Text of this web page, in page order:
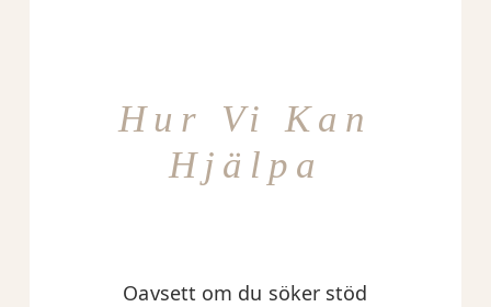
Hur Vi Kan
Hjälpa
Oavsett om du söker stöd